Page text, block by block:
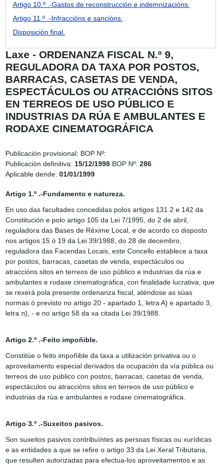
Artigo 10.º .-Gastos de reconstrucción e indemnizacións.
Artigo 11.º .-Infraccións e sancións.
Disposición final.
Laxe - ORDENANZA FISCAL N.º 9,
REGULADORA DA TAXA POR POSTOS,
BARRACAS, CASETAS DE VENDA,
ESPECTÁCULOS OU ATRACCIÓNS SITOS
EN TERREOS DE USO PÚBLICO E
INDUSTRIAS DA RÚA E AMBULANTES E
RODAXE CINEMATOGRÁFICA
Publicación provisional: BOP Nº:
Publicación definitiva: 15/12/1998 BOP Nº: 286
Aplicable dende: 01/01/1999
Artigo 1.º .-Fundamento e natureza.
En uso das facultades concedidas polos artigos 131.2 e 142 da
Constitución e polo artigo 105 da Lei 7/1995, do 2 de abril,
reguladora das Bases de Réxime Local, e de acordo co disposto
nos artigos 15 ó 19 da Lei 39/1988, do 28 de decembro,
reguladora das Facendas Locais, este Concello establece a taxa
por postos, barracas, casetas de venda, espectáculos ou
atraccións sitos en terreos de uso público e industrias da rúa e
ambulantes e rodaxe cinematográfica, con finalidade lucrativa, que
se rexerá pola presente ordenanza fiscal, aténdose as súas
normas ó previsto no artigo 20 - apartado 1, letra A) e apartado 3,
letra n), - e no artigo 58 da xa citada Lei 39/1988.
Artigo 2.º .-Feito impoñible.
Constitúe o feito impoñible da taxa a utilización privativa ou o
aproveitamento especial derivados da ocupación da vía pública ou
terreos de uso público con postos, barracas, casetas de venda,
espectáculos ou atraccións sitos en terreos de uso público e
industrias da rúa e ambulantes e rodaxe cinematográfica.
Artigo 3.º .-Suxeitos pasivos.
Son suxeitos pasivos contribuíntes as persoas físicas ou xurídicas
e as entidades a que se refire o artigo 33 da Lei Xeral Tributaria,
que resulten autorizadas para efectua-los aproveitamentos e as